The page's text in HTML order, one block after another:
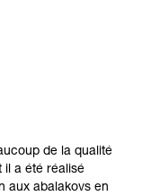
de la qualité
il a été réalisé
aux abalakovs en